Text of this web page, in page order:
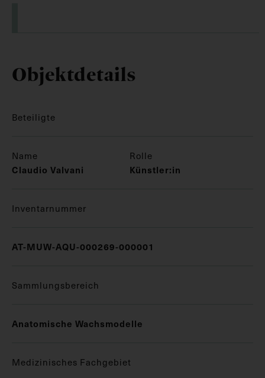
Objektdetails
Beteiligte
Name Rolle
Claudio Valvani Künstler:in
Inventarnummer
AT-MUW-AQU-000269-000001
Sammlungsbereich
Anatomische Wachsmodelle
Medizinisches Fachgebiet